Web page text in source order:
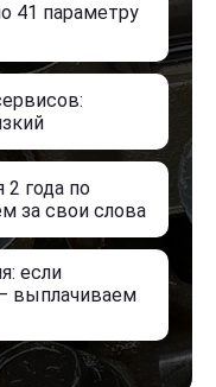
41 параметру
2 года по
за свои слова
если
выплачиваем